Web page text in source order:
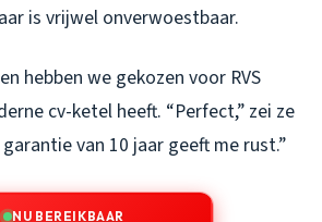
is vrijwel onverwoestbaar.
hebben we gekozen voor RVS
cv-ketel heeft. “Perfect,” zei ze
van 10 jaar geeft me rust.”
NU BEREIKBAAR